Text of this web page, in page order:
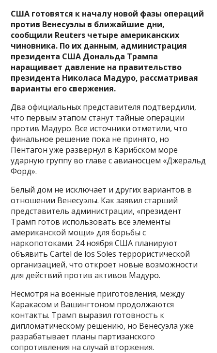
США готовятся к началу новой фазы операций
против Венесуэлы в ближайшие дни,
сообщили Reuters четыре американских
чиновника. По их данным, администрация
президента США Дональда Трампа
наращивает давление на правительство
президента Николаса Мадуро, рассматривая
варианты его свержения.
Два официальных представителя подтвердили,
что первым этапом станут тайные операции
против Мадуро. Все источники отметили, что
финальное решение пока не принято, но
Пентагон уже развернул в Карибском море
ударную группу во главе с авианосцем «Джеральд
Форд».
Белый дом не исключает и других вариантов в
отношении Венесуэлы. Как заявил старший
представитель администрации, «президент
Трамп готов использовать все элементы
американской мощи» для борьбы с
наркопотоками. 24 ноября США планируют
объявить Cartel de los Soles террористической
организацией, что откроет новые возможности
для действий против активов Мадуро.
Несмотря на военные приготовления, между
Каракасом и Вашингтоном продолжаются
контакты. Трамп выразил готовность к
дипломатическому решению, но Венесуэла уже
разрабатывает планы партизанского
сопротивления на случай вторжения.